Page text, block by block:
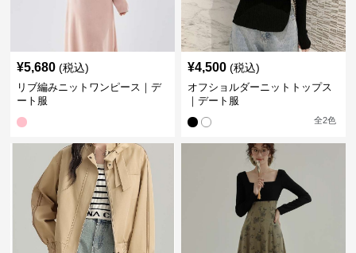
¥5,680 (税込)
リブ編みニットワンピース｜デ
ート服
¥4,500 (税込)
オフショルダーニットトップス
｜デート服
全2色